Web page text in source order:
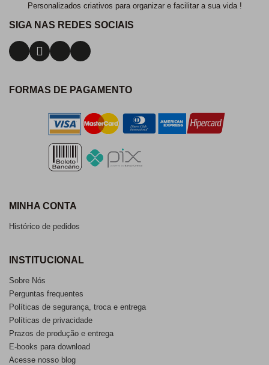
Personalizados criativos para organizar e facilitar a sua vida !
SIGA NAS REDES SOCIAIS
FORMAS DE PAGAMENTO
MINHA CONTA
Histórico de pedidos
INSTITUCIONAL
Sobre Nós
Perguntas frequentes
Políticas de segurança, troca e entrega
Políticas de privacidade
Prazos de produção e entrega
E-books para download
Acesse nosso blog